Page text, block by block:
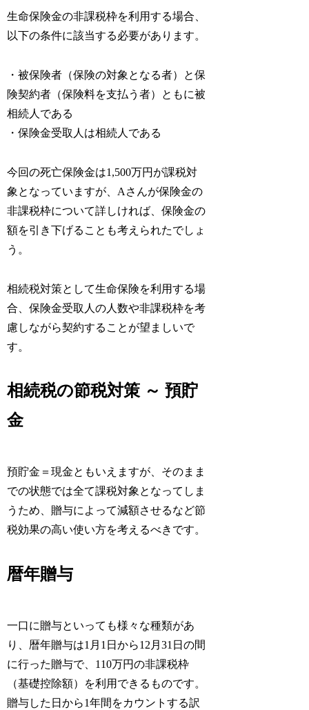
生命保険金の非課税枠を利用する場合、
以下の条件に該当する必要があります。
・被保険者（保険の対象となる者）と保
険契約者（保険料を支払う者）ともに被
相続人である
・保険金受取人は相続人である
今回の死亡保険金は1,500万円が課税対
象となっていますが、Aさんが保険金の
非課税枠について詳しければ、保険金の
額を引き下げることも考えられたでしょ
う。
相続税対策として生命保険を利用する場
合、保険金受取人の人数や非課税枠を考
慮しながら契約することが望ましいで
す。
相続税の節税対策 ～ 預貯
金
預貯金＝現金ともいえますが、そのまま
での状態では全て課税対象となってしま
うため、贈与によって減額させるなど節
税効果の高い使い方を考えるべきです。
暦年贈与
一口に贈与といっても様々な種類があ
り、暦年贈与は1月1日から12月31日の間
に行った贈与で、110万円の非課税枠
（基礎控除額）を利用できるものです。
贈与した日から1年間をカウントする訳